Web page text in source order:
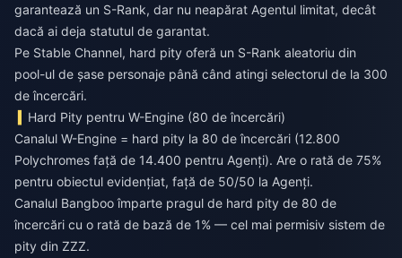
garantează un S-Rank, dar nu neapărat Agentul limitat, decât
dacă ai deja statutul de garantat.
Pe Stable Channel, hard pity oferă un S-Rank aleatoriu din
pool-ul de șase personaje până când atingi selectorul de la 300
de încercări.
Hard Pity pentru W-Engine (80 de încercări)
Canalul W-Engine = hard pity la 80 de încercări (12.800
Polychromes față de 14.400 pentru Agenți). Are o rată de 75%
pentru obiectul evidențiat, față de 50/50 la Agenți.
Canalul Bangboo împarte pragul de hard pity de 80 de
încercări cu o rată de bază de 1% — cel mai permisiv sistem de
pity din ZZZ.